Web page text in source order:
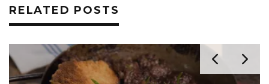
RELATED POSTS